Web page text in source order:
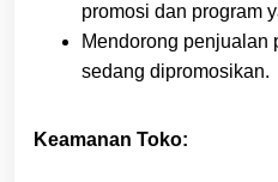
promosi dan program
Mendorong penjualan
sedang dipromosikan.
Keamanan Toko: